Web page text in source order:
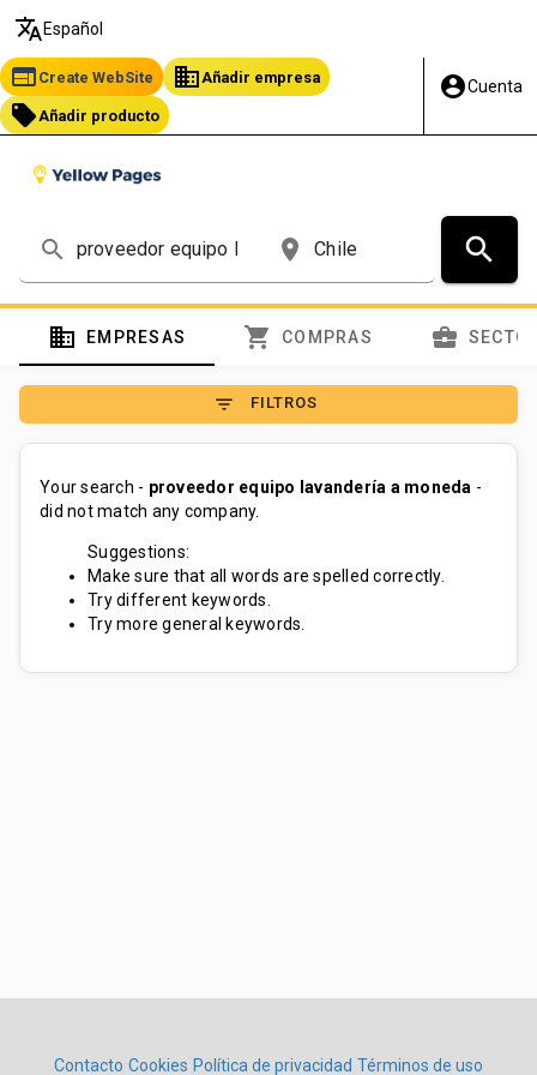
translate Español
web Create WebSite business Añadir empresa
local_offer Añadir producto
account_circleCuenta
search place search
domain EMPRESAS shopping_cart COMPRAS business_center
filter_list FILTROS
Your search - proveedor equipo lavandería a moneda -
did not match any company.
Suggestions:
Make sure that all words are spelled correctly.
Try different keywords.
Try more general keywords.
Contacto Cookies Política de privacidad Términos de uso